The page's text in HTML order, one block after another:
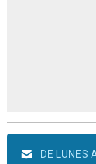
DE LUNES